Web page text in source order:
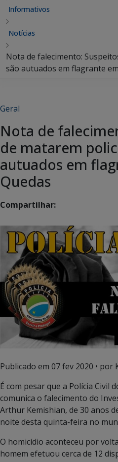
Informativos
Notícias
Nota de falecimento:
são autuados em flagrante
Geral
Nota de
de matarem
autuados em
Quedas
Compartilhar:
Publicado em 07 fev 2020 • por
É com pesar que a Polícia Civil
comunica o falecimento do
Arthur Kemishian, de 30 anos
noite desta quinta-feira no
O homicídio aconteceu por
homem efetuou cerca de 12